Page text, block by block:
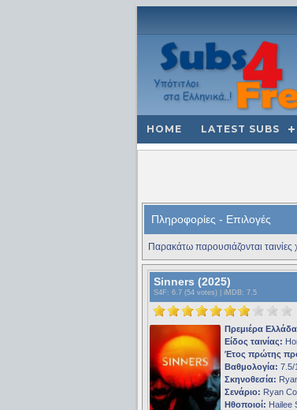
HOME LATEST SUBS
Πληροφορίες - Επιλογές
Παρακάτω παρουσιάζονται
Sinners (2025)
S4F : 6.7 (54 votes) | iMDB: 7.5
Πρεμιέρα
Είδος ταινίας:
Έτος πρώτης
Βαθμολογία: 7.5/
Σκηνοθεσία:
Σενάριο: Ryan
Ηθοποιοί: Hailee